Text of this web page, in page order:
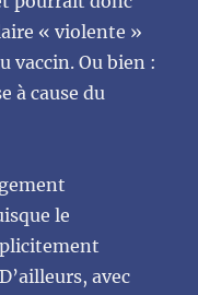
« violente »
vaccin. Ou bien :
à cause du
le
avec